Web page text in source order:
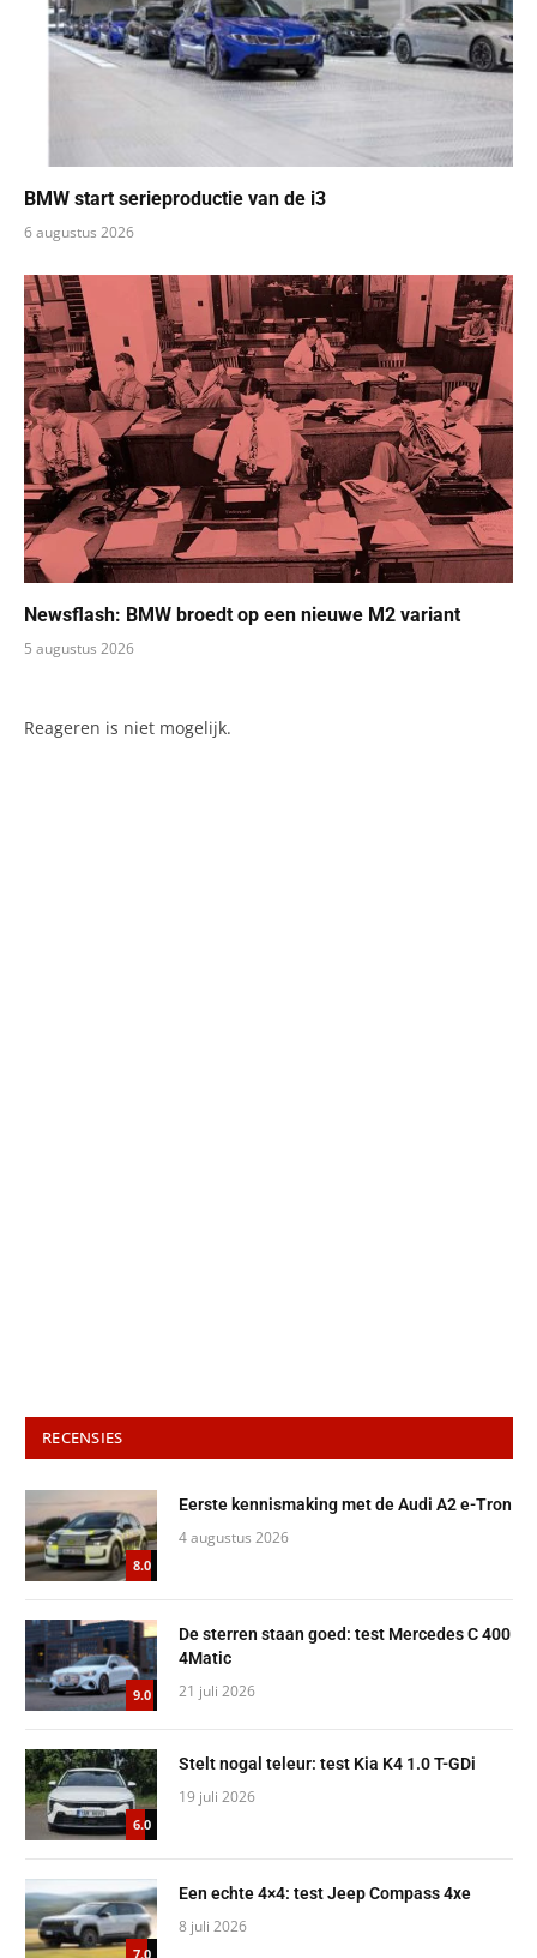
BMW start serieproductie van de i3
6 augustus 2026
Newsflash: BMW broedt op een nieuwe M2 variant
5 augustus 2026
Reageren is niet mogelijk.
RECENSIES
8.0
Eerste kennismaking met de Audi A2 e-Tron
4 augustus 2026
9.0
De sterren staan goed: test Mercedes C 400
4Matic
21 juli 2026
6.0
Stelt nogal teleur: test Kia K4 1.0 T-GDi
19 juli 2026
7.0
Een echte 4×4: test Jeep Compass 4xe
8 juli 2026